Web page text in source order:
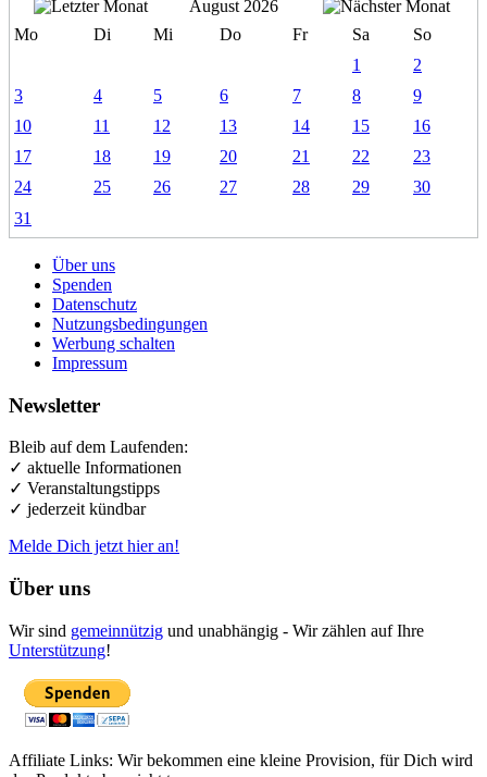
August 2026
Mo
Di Mi Do Fr Sa
So
1
2
3
4 5 6 7 8
9
10
11 12 13 14 15
16
17
18 19 20 21 22
23
24
25 26 27 28 29
30
31
Über uns
Spenden
Datenschutz
Nutzungsbedingungen
Werbung schalten
Impressum
Newsletter
Bleib auf dem Laufenden:
✓ aktuelle Informationen
✓ Veranstaltungstipps
✓ jederzeit kündbar
Melde Dich jetzt hier an!
Über uns
Wir sind gemeinnützig und unabhängig - Wir zählen auf Ihre
Unterstützung!
Affiliate Links: Wir bekommen eine kleine Provision, für Dich wird